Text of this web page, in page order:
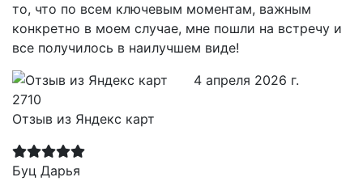
то, что по всем ключевым моментам, важным
конкретно в моем случае, мне пошли на встречу и
все получилось в наилучшем виде!
Отзыв из Яндекс карт
4 апреля 2026 г.
Буц Дарья